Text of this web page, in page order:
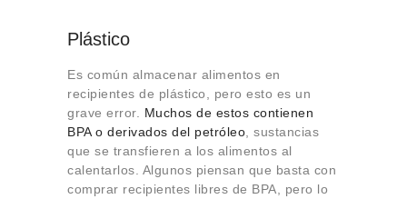
Plástico
Es común almacenar alimentos en
recipientes de plástico, pero esto es un
grave error. Muchos de estos contienen
BPA o derivados del petróleo , sustancias
que se transfieren a los alimentos al
calentarlos. Algunos piensan que basta con
comprar recipientes libres de BPA, pero lo